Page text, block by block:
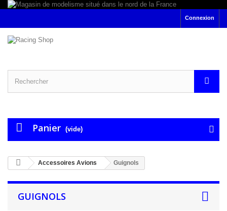
Connexion
Panier (vide)
Accessoires Avions Guignols
GUIGNOLS